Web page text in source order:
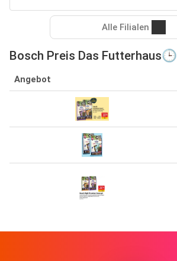
Alle Filialen
Bosch Preis Das Futterhaus🕒
Angebot